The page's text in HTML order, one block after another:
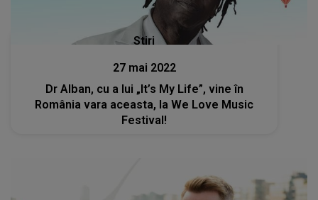
Stiri
27 mai 2022
Dr Alban, cu a lui „It’s My Life”, vine în
România vara aceasta, la We Love Music
Festival!